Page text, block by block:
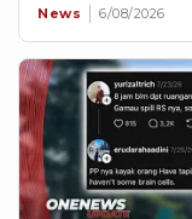
News 6/08/2026